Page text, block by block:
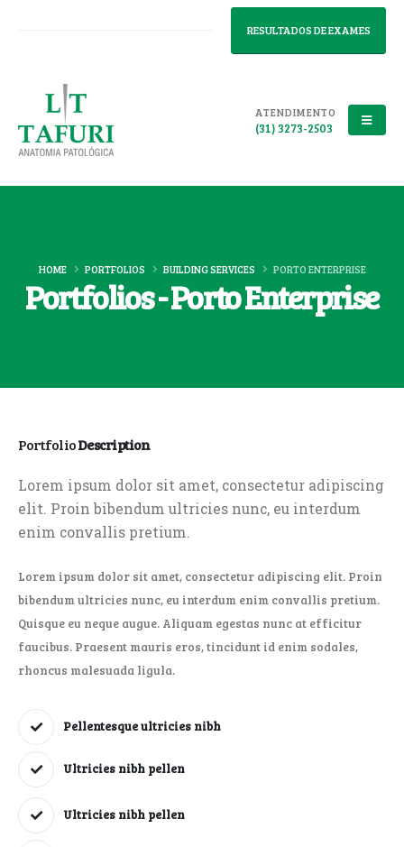
RESULTADOS DE EXAMES
ATENDIMENTO
(31) 3273-2503
HOME PORTFOLIOS BUILDING SERVICES PORTO ENTERPRISE
Portfolios - Porto Enterprise
PortfolioDescription
Lorem ipsum dolor sit amet, consectetur adipiscing
elit. Proin bibendum ultricies nunc, eu interdum
enim convallis pretium.
Lorem ipsum dolor sit amet, consectetur adipiscing elit. Proin
bibendum ultricies nunc, eu interdum enim convallis pretium.
Quisque eu neque augue. Aliquam egestas nunc at efficitur
faucibus. Praesent mauris eros, tincidunt id enim sodales,
rhoncus malesuada ligula.
Pellentesque ultricies nibh
Ultricies nibh pellen
Ultricies nibh pellen